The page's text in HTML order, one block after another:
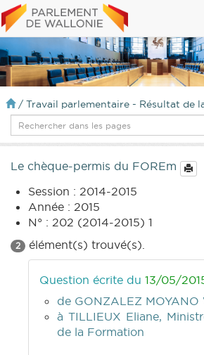
/ Travail parlementaire - Résultat de
Le chèque-permis du FOREm
Session : 2014-2015
Année : 2015
N° : 202 (2014-2015) 1
2 élément(s) trouvé(s).
Question écrite du 13/05/
de GONZALEZ MOYANO
à TILLIEUX Eliane,
de la Formation